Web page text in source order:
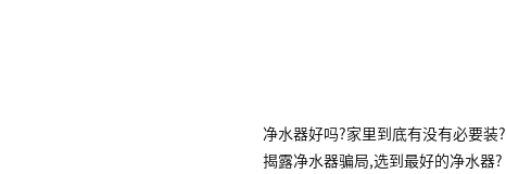
净水器好吗?家里到底有没有必要装?
揭露净水器骗局,选到最好的净水器?